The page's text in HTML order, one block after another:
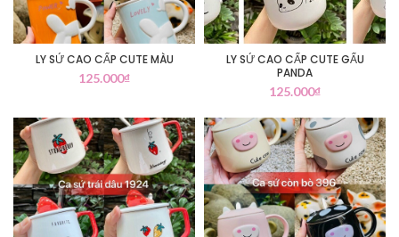
LY SỨ CAO CẤP CUTE MÀU
125.000₫
LY SỨ CAO CẤP CUTE GẤU
PANDA
125.000₫